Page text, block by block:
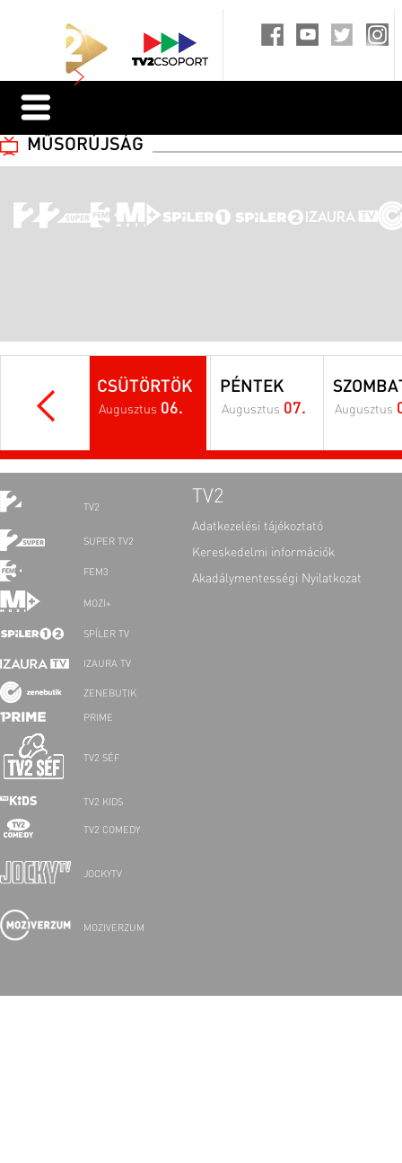
MŰSORÚJSÁG
CSÜTÖRTÖK
Augusztus 06.
PÉNTEK
Augusztus 07. Augusztus
TV2
SUPER TV2
FEM3
MOZI+
SPÍLER TV
IZAURA TV
ZENEBUTIK
PRIME
TV2 SÉF
TV2 KIDS
TV2 COMEDY
JOCKYTV
MOZIVERZUM
TV2
Adatkezelési tájékoztató
Kereskedelmi információk
Akadálymentességi Nyilatkozat